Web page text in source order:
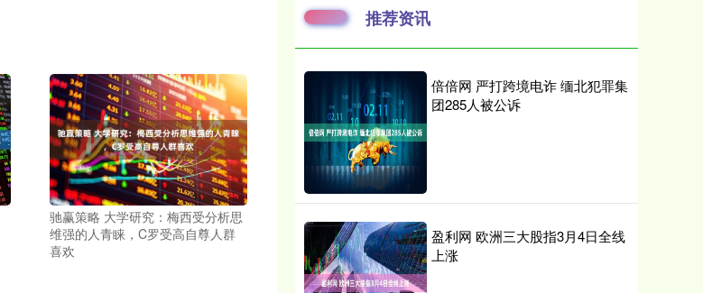
驰赢策略 大学研究：梅西受分析思
维强的人青睐，C罗受高自尊人群
喜欢
推荐资讯
倍倍网 严打跨境电诈 缅北犯罪集
团285人被公诉
盈利网 欧洲三大股指3月4日全线
上涨